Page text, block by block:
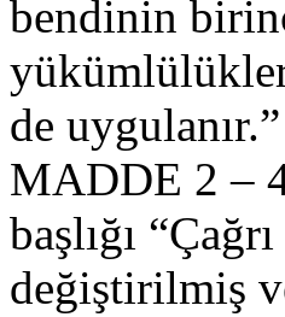
bendinin
de uygulanır.”
MADDE 2 –
başlığı
değiştirilmiş